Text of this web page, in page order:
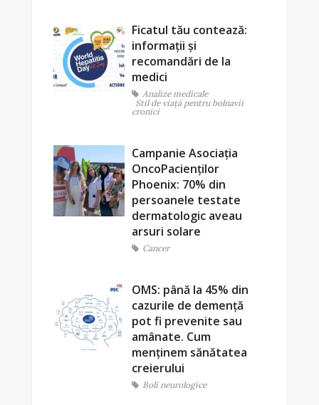
Ficatul tău contează:
informații și
recomandări de la
medici
Analize medicale
Stil de viaţă pentru bolnavii
cronici
Campanie Asociația
OncoPacienților
Phoenix: 70% din
persoanele testate
dermatologic aveau
arsuri solare
Cancer
OMS: până la 45% din
cazurile de demență
pot fi prevenite sau
amânate. Cum
menținem sănătatea
creierului
Boli neurologice